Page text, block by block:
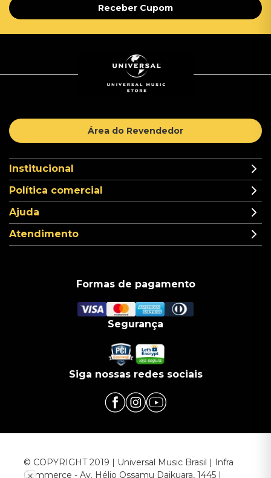
Receber Cupom
Área do Revendedor
Institucional
Política comercial
Ajuda
Atendimento
Formas de pagamento
Segurança
Siga nossas redes sociais
© COPYRIGHT 2019 | Universal Music Brasil | Infra
Commerce - Av. Hélio Ossamu Daikuara, 1445 |